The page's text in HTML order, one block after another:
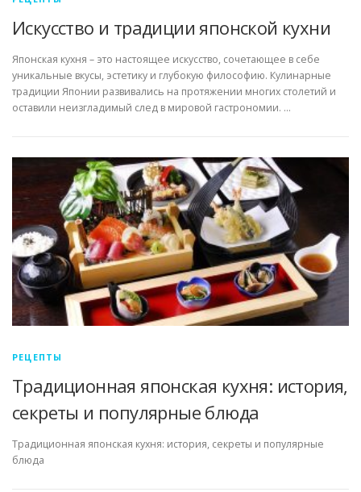
Искусство и традиции японской кухни
Японская кухня – это настоящее искусство, сочетающее в себе
уникальные вкусы, эстетику и глубокую философию. Кулинарные
традиции Японии развивались на протяжении многих столетий и
оставили неизгладимый след в мировой гастрономии. …
РЕЦЕПТЫ
Традиционная японская кухня: история,
секреты и популярные блюда
Традиционная японская кухня: история, секреты и популярные
блюда